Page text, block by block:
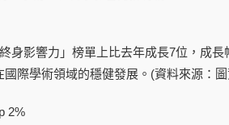
身影響力」榜單上比去年成長7位，成
際學術領域的穩健發展。(資料來源：
2%